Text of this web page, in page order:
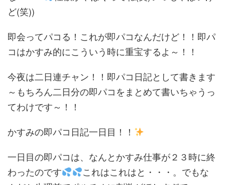
ど(笑))
即会ってパコる！これが即パコなんだけど！！即パ
コはかすみ的にこういう時に重宝するよ～！！
今夜は二日連チャン！！即パコ日記として書きます
～もちろん二日分の即パコをまとめて書いちゃうっ
てわけです～！！
かすみの即パコ日記一日目！！
一日目の即パコは、なんとかすみ仕事が２３時に終
わったのです
これはこれはと・・・。でもな